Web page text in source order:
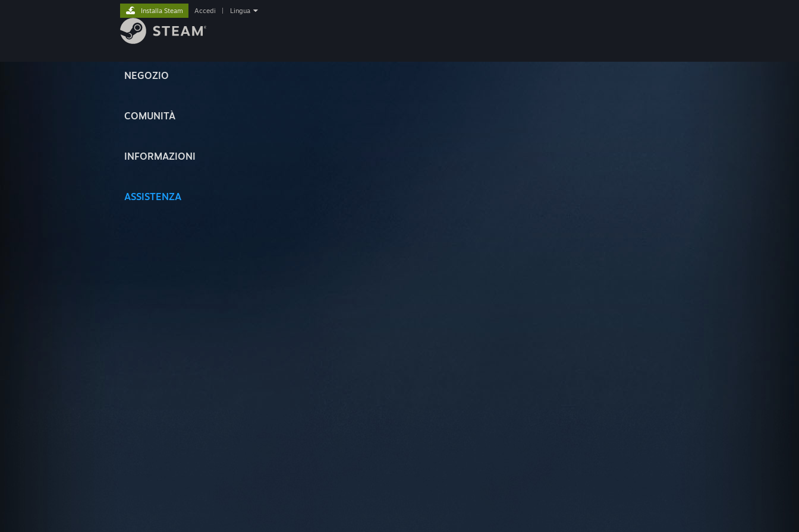
NEGOZIO
COMUNITÀ
INFORMAZIONI
ASSISTENZA
Installa Steam Accedi Lingua